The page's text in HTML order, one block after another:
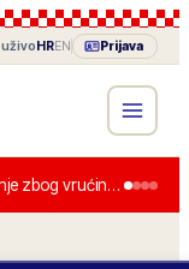
uživoHREN Prijava
Žuto upozorenje zbog vrućine u četvrtak, do 36 stupnjeva.